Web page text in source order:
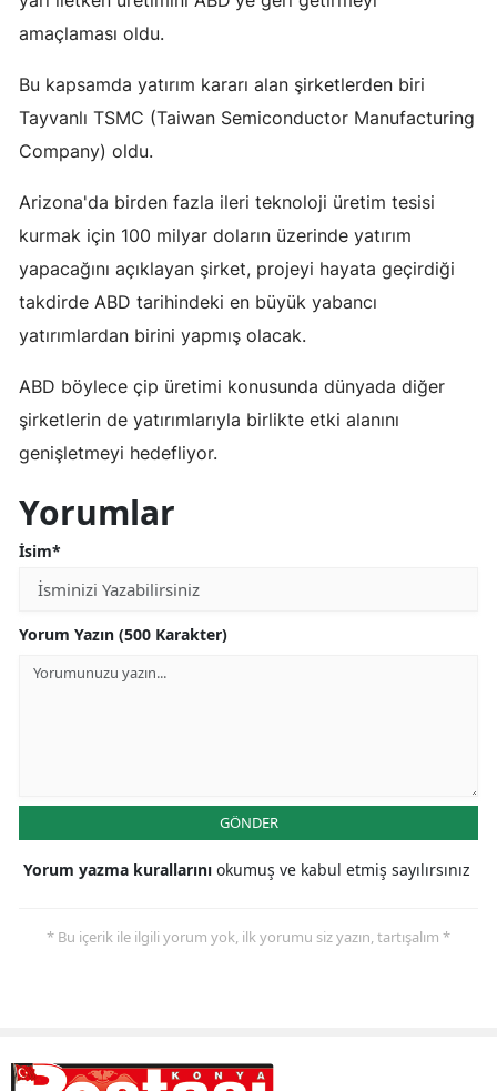
amaçlaması oldu.
Bu kapsamda yatırım kararı alan şirketlerden biri
Tayvanlı TSMC (Taiwan Semiconductor Manufacturing
Company) oldu.
Arizona'da birden fazla ileri teknoloji üretim tesisi
kurmak için 100 milyar doların üzerinde yatırım
yapacağını açıklayan şirket, projeyi hayata geçirdiği
takdirde ABD tarihindeki en büyük yabancı
yatırımlardan birini yapmış olacak.
ABD böylece çip üretimi konusunda dünyada diğer
şirketlerin de yatırımlarıyla birlikte etki alanını
genişletmeyi hedefliyor.
Yorumlar
İsim*
Yorum Yazın (500 Karakter)
GÖNDER
Yorum yazma kurallarını okumuş ve kabul etmiş sayılırsınız
* Bu içerik ile ilgili yorum yok, ilk yorumu siz yazın, tartışalım *